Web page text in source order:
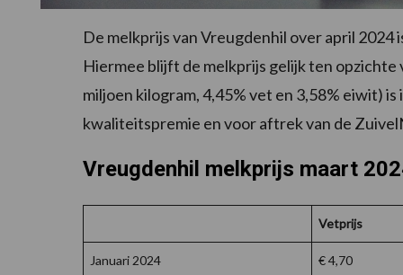
De melkprijs van Vreugdenhil over april 2024
Hiermee blijft de melkprijs gelijk ten opzichte
miljoen kilogram, 4,45% vet en 3,58% eiwit)
kwaliteitspremie en voor aftrek van de
Vreugdenhil melkprijs maart
Vetprijs
Januari 2024 € 4,70